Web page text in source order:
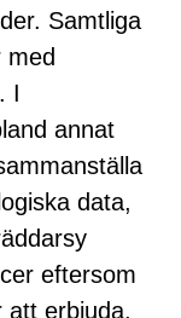
Samtliga
med
I
annat
data,
eftersom
att erbjuda.